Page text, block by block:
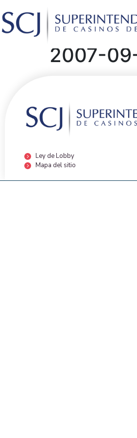
2007-
Ley de Lobby
Mapa del sitio